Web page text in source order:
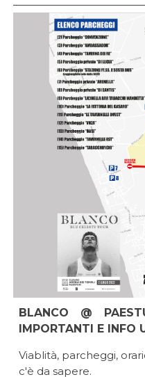
BLANCO @
IMPORTANTI E INFO
Viablità, parcheggi,
c'è da sapere.